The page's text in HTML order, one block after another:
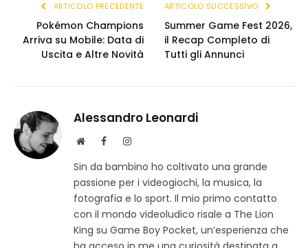
ARTICOLO PRECEDENTE
Pokémon Champions
Arriva su Mobile: Data di
Uscita e Altre Novità
ARTICOLO SUCCESSIVO
Summer Game Fest 2026,
il Recap Completo di
Tutti gli Annunci
Alessandro Leonardi
S
t
o
w
F
c
e
b
I
s
t
a
Sin da bambino ho coltivato una grande
passione per i videogiochi, la musica, la
fotografia e lo sport. Il mio primo contatto
con il mondo videoludico risale a The Lion
King su Game Boy Pocket, un’esperienza che